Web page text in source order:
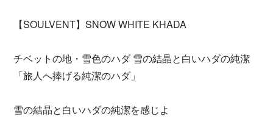
【SOULVENT】SNOW WHITE KHADA
チベットの地・雪色のハダ 雪の結晶と白いハダの純潔
「旅人へ捧げる純潔のハダ」
雪の結晶と白いハダの純潔を感じよ